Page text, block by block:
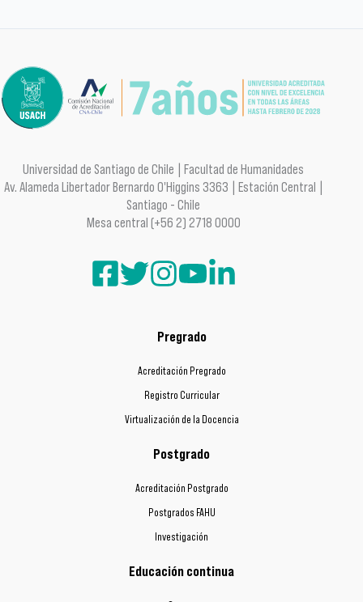
Universidad de Santiago de Chile | Facultad de Humanidades
Av. Alameda Libertador Bernardo O'Higgins 3363 | Estación Central |
Santiago - Chile
Mesa central (+56 2) 2718 0000
Pregrado
Acreditación Pregrado
Registro Curricular
Virtualización de la Docencia
Postgrado
Acreditación Postgrado
Postgrados FAHU
Investigación
Educación continua